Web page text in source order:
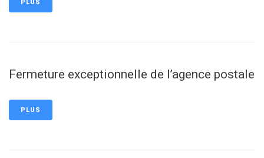
PLUS
Fermeture exceptionnelle de l’agence postale
PLUS